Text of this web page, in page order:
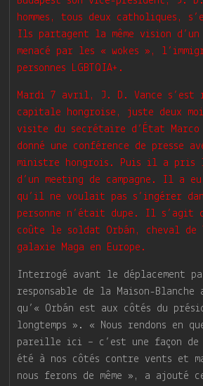
hommes, tous deux catholiques,
Ils partagent la même vision d’un
menacé par les « wokes »,
personnes LGBTQIA+.
Mardi 7 avril, J. D. Vance s’est
capitale hongroise, juste deux
visite du secrétaire d’État
donné une conférence de presse
ministre hongrois. Puis il a pris
d’un meeting de campagne. Il a
qu’il ne voulait pas s’ingérer
personne n’était dupe. Il s’agit
coûte le soldat Orbán, cheval de
galaxie Maga en Europe.
Interrogé avant le déplacement
responsable de la Maison-
qu’« Orbán est aux côtés du
longtemps ». « Nous rendons en
pareille ici – c’est une façon de
été à nos côtés contre vents et
nous ferons de même », a ajouté